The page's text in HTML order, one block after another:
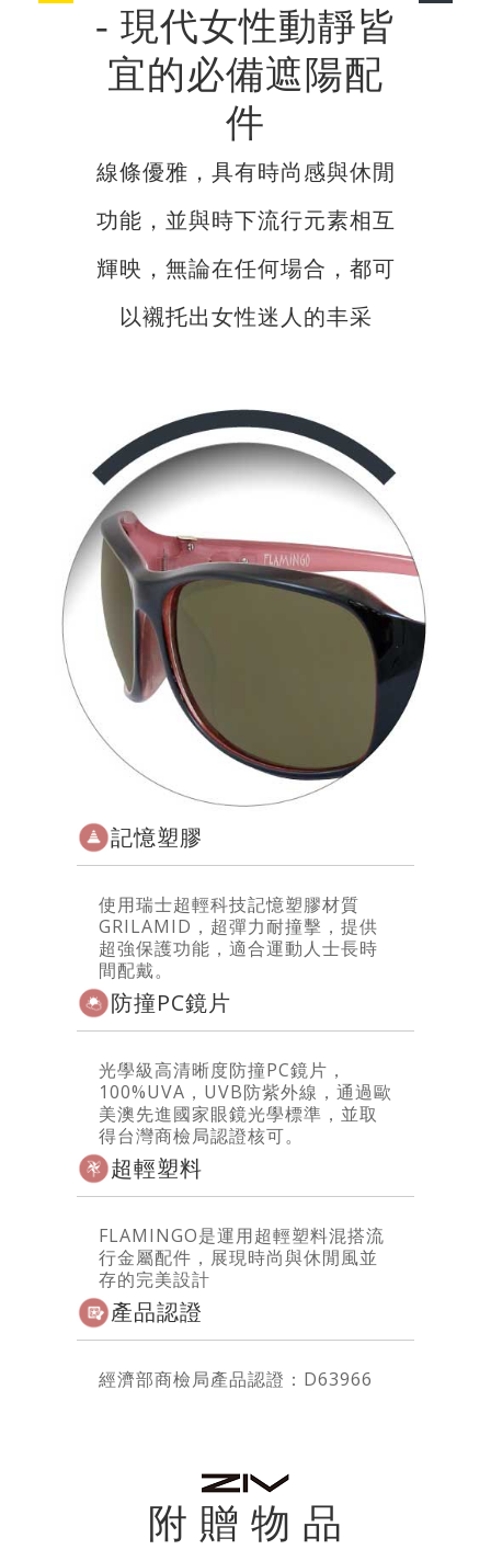
- 現代女性動靜皆
宜的必備遮陽配
件
線條優雅，具有時尚感與休閒
功能，並與時下流行元素相互
輝映，無論在任何場合，都可
以襯托出女性迷人的丰采
記憶塑膠
使用瑞士超輕科技記憶塑膠材質
GRILAMID，超彈力耐撞擊，提供
超強保護功能，適合運動人士長時
間配戴。
防撞PC鏡片
光學級高清晰度防撞PC鏡片，
100%UVA，UVB防紫外線，通過歐
美澳先進國家眼鏡光學標準，並取
得台灣商檢局認證核可。
超輕塑料
FLAMINGO是運用超輕塑料混搭流
行金屬配件，展現時尚與休閒風並
存的完美設計
產品認證
經濟部商檢局產品認證：D63966
附 贈 物 品